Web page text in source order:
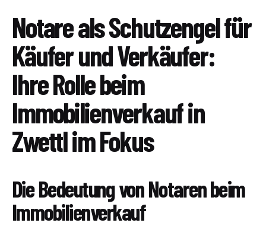
Notare als Schutzengel für
Käufer und Verkäufer:
Ihre Rolle beim
Immobilienverkauf in
Zwettl im Fokus
Die Bedeutung von Notaren beim
Immobilienverkauf